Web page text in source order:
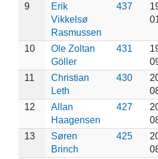
9
Erik
Vikkelsø
Rasmussen
437
10
Ole Zoltan
Göller
431
11
Christian
Leth
430
12
Allan
Haagensen
427
13
Søren
Brinch
425